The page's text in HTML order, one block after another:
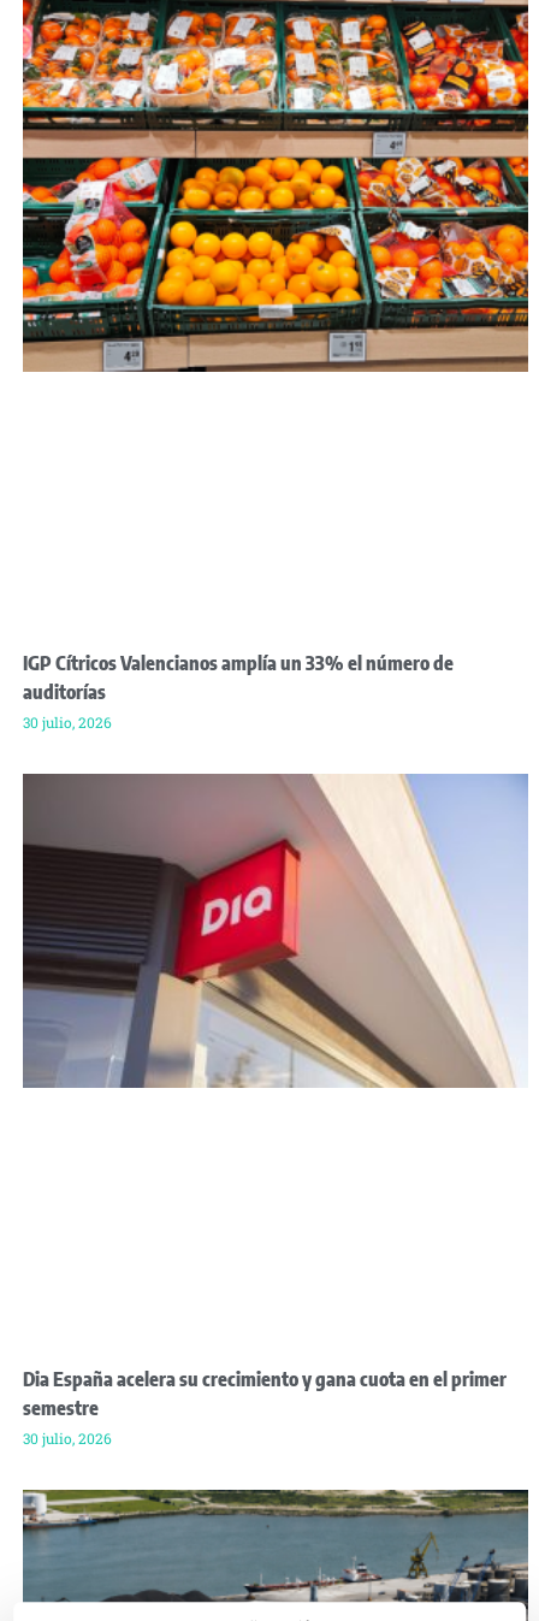
IGP Cítricos Valencianos amplía un 33% el número de
auditorías
30 julio, 2026
Dia España acelera su crecimiento y gana cuota en el primer
semestre
30 julio, 2026